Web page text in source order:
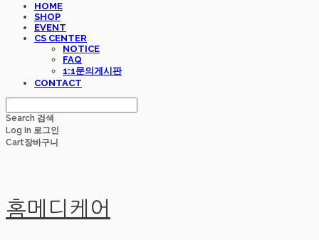
HOME
SHOP
EVENT
CS CENTER
NOTICE
FAQ
1:1문의게시판
CONTACT
Search 검색
Log In 로그인
Cart장바구니
홈메디케어